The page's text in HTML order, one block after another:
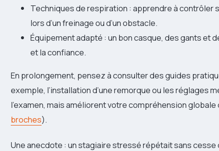
Techniques de respiration : apprendre à
lors d’un freinage ou d’un obstacle.
Équipement adapté : un bon casque, des gants
et la confiance.
En prolongement, pensez à consulter des guides
exemple, l’installation d’une remorque ou les réglages
l’examen, mais améliorent votre compréhension globale
broches).
Une anecdote : un stagiaire stressé répétait sans cesse